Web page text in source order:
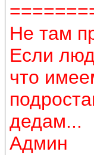
Не там
Если
что
дедам...
Админ